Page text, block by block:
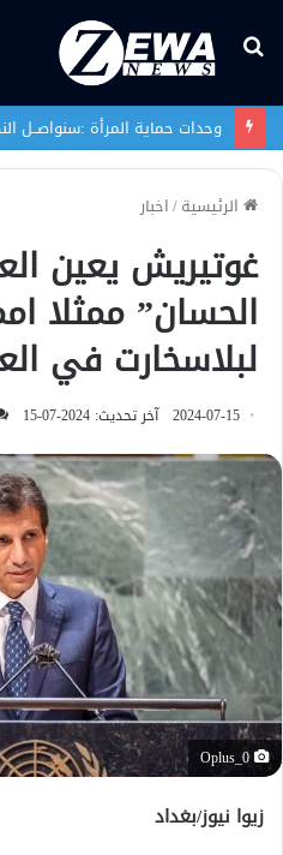
بحث
الرئيسية/اخبار
غوتيريش يعين
الحسان” ممثلا
لبلاسخارت في
2024-07-15 آخر تحديث: 2024-07-15
زيوا نيوز/بغداد